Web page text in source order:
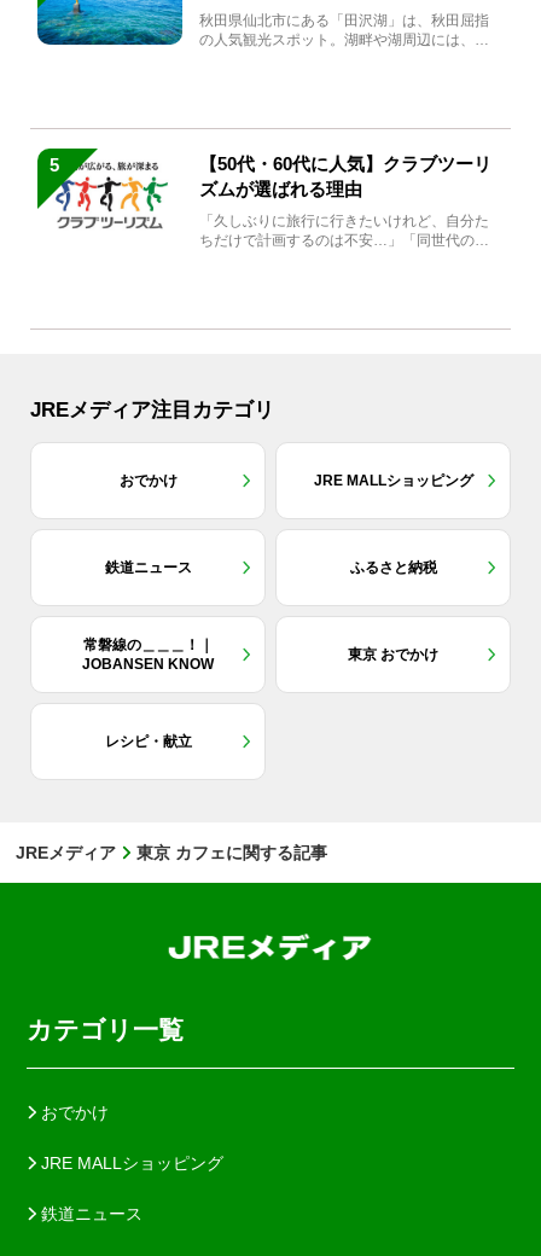
秋田県仙北市にある「田沢湖」は、秋田屈指
の人気観光スポット。湖畔や湖周辺には、田
5
【50代・60代に人気】クラブツーリ
ズムが選ばれる理由
「久しぶりに旅行に行きたいけれど、自分た
ちだけで計画するのは不安…」「同世代の方
JREメディア注目カテゴリ
おでかけ JRE MALLショッピング
鉄道ニュース ふるさと納税
常磐線の＿＿＿！｜
JOBANSEN KNOW
東京 おでかけ
レシピ・献立
JREメディア 東京 カフェに関する記事
カテゴリ一覧
おでかけ
JRE MALLショッピング
鉄道ニュース